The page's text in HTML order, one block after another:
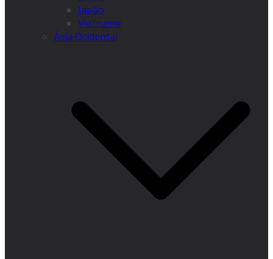
Japão
Vietname
Ásia Ocidental